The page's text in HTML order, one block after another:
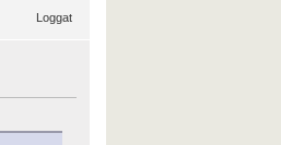
Loggat